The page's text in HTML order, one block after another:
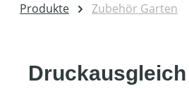
Produkte Zubehör Garten